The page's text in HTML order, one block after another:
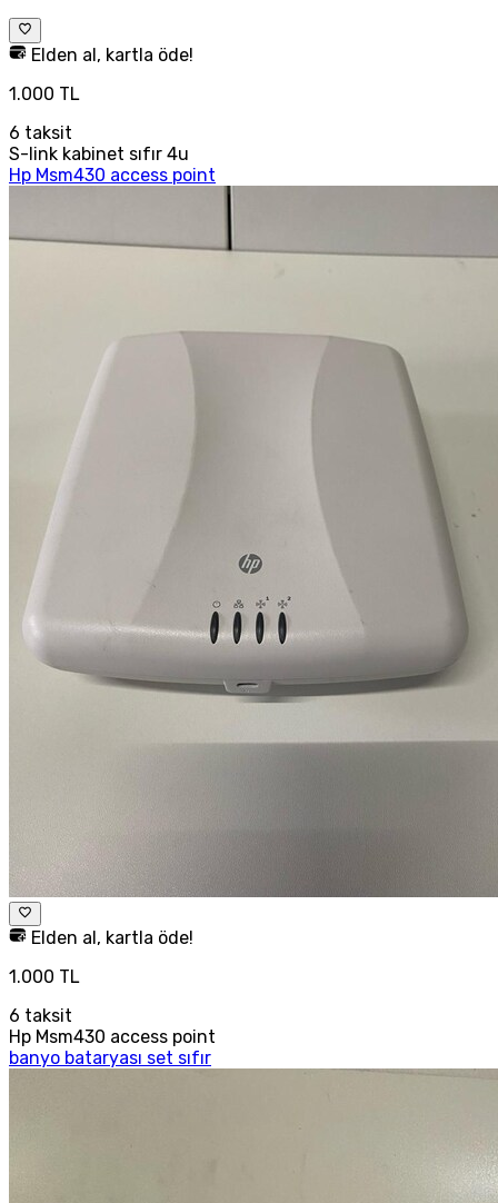
Elden al, kartla öde!
1.000 TL
6 taksit
S-link kabinet sıfır 4u
Hp Msm430 access point
Elden al, kartla öde!
1.000 TL
6 taksit
Hp Msm430 access point
banyo bataryası set sıfır